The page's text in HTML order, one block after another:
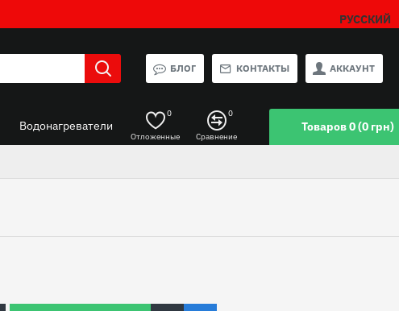
РУССКИЙ
БЛОГ КОНТАКТЫ АККАУНТ
Водонагреватели
Отложенные
0
Сравнение
0
Товаров 0 (0 грн)